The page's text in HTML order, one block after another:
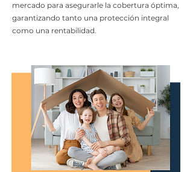
mercado para asegurarle la cobertura óptima,
garantizando tanto una protección integral
como una rentabilidad.